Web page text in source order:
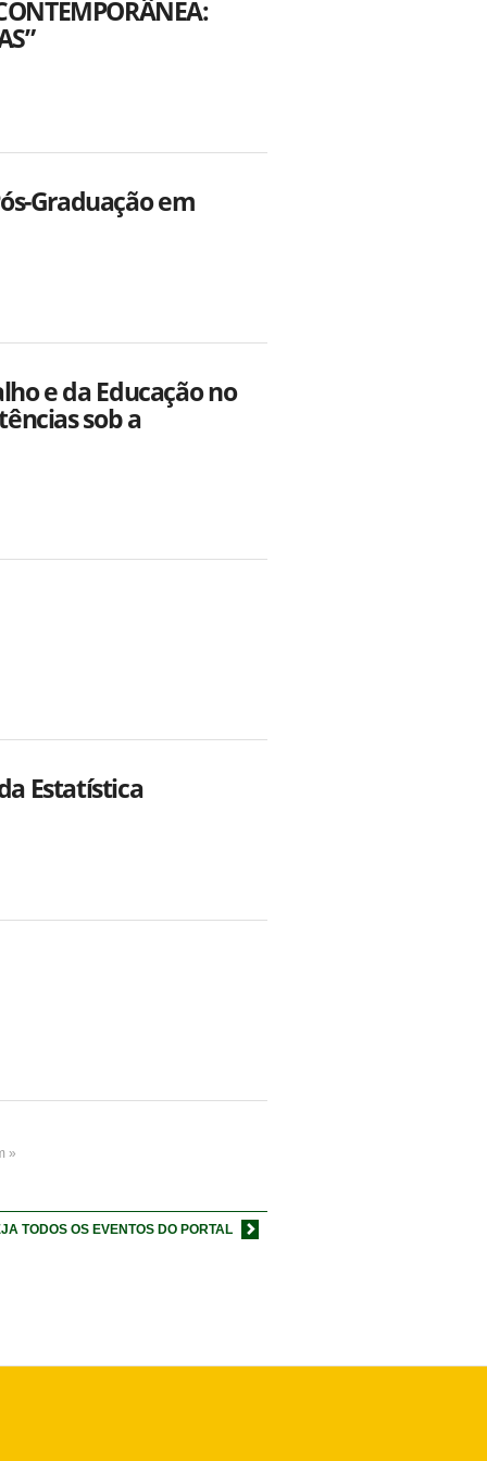
Graduação em
e da Educação no
sob a
Estatística
»
TODOS OS EVENTOS DO PORTAL